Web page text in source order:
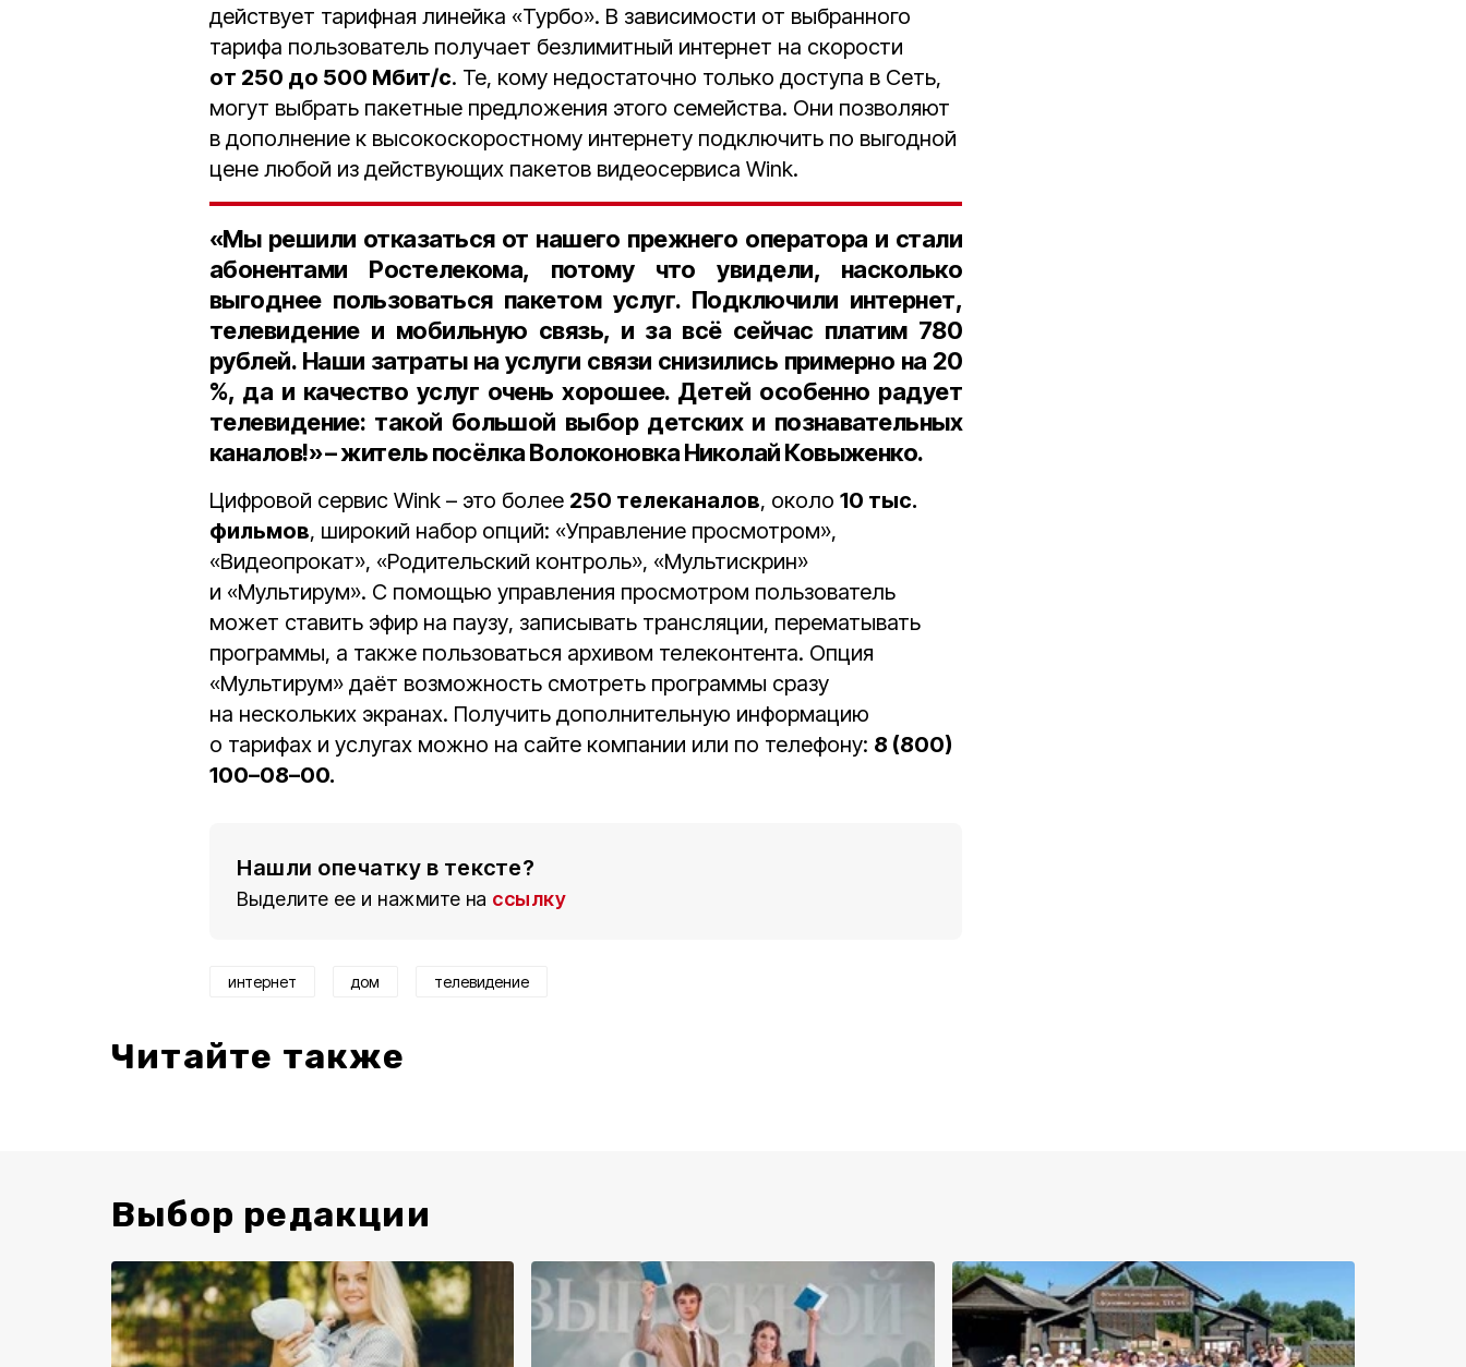
действует тарифная линейка «Турбо». В зависимости от выбранного
тарифа пользователь получает безлимитный интернет на скорости
от 250 до 500 Мбит/с. Те, кому недостаточно только доступа в Сеть,
могут выбрать пакетные предложения этого семейства. Они позволяют
в дополнение к высокоскоростному интернету подключить по выгодной
цене любой из действующих пакетов видеосервиса Wink.
«Мы решили отказаться от нашего прежнего оператора и стали
абонентами Ростелекома, потому что увидели, насколько
выгоднее пользоваться пакетом услуг. Подключили интернет,
телевидение и мобильную связь, и за всё сейчас платим780
рублей. Наши затраты на услуги связи снизились примерно на 20
%, да и качество услуг очень хорошее. Детей особенно радует
телевидение: такой большой выбор детских и познавательных
каналов!» – житель посёлка ВолоконовкаНиколай Ковыженко.
Цифровой сервис Wink – это более 250 телеканалов, около 10 тыс.
фильмов, широкий набор опций: «Управление просмотром»,
«Видеопрокат», «Родительский контроль», «Мультискрин»
и «Мультирум». C помощью управления просмотром пользователь
может ставить эфир на паузу, записывать трансляции, перематывать
программы, а также пользоваться архивом телеконтента. Опция
«Мультирум» даёт возможность смотреть программы сразу
на нескольких экранах. Получить дополнительную информацию
о тарифах и услугах можно на сайте компании или по телефону: 8 (800)
100–08–00.
Нашли опечатку в тексте?
Выделите ее и нажмите на ссылку
интернет дом телевидение
Читайте также
Выбор редакции